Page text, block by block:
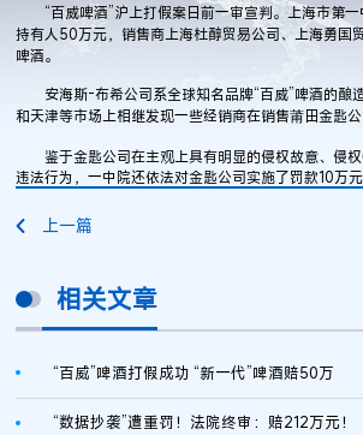
“百威啤酒”沪上打假案日前一审宣判。上海市第一
持有人50万元，销售商上海杜醇贸易公司、上海勇国
啤酒。
安海斯-布希公司系全球知名品牌“百威”啤酒的酿
和天津等市场上相继发现一些经销商在销售莆田金匙
鉴于金匙公司在主观上具有明显的侵权故意、侵权
违法行为，一中院还依法对金匙公司实施了罚款10万元
上一篇
相关文章
“百威”啤酒打假成功 “新一代”啤酒赔50万
“数据抄袭”遭重罚！法院终审：赔212万元！